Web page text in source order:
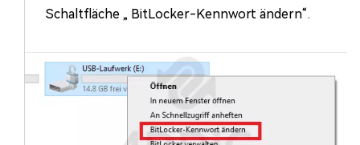
Schaltfläche „ BitLocker-Kennwort ändern“.